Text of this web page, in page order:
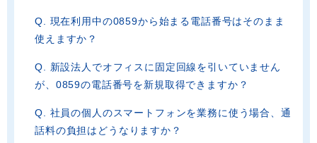
Q. 現在利用中の0859から始まる電話番号はそのまま
使えますか？
Q. 新設法人でオフィスに固定回線を引いていません
が、0859の電話番号を新規取得できますか？
Q. 社員の個人のスマートフォンを業務に使う場合、通
話料の負担はどうなりますか？